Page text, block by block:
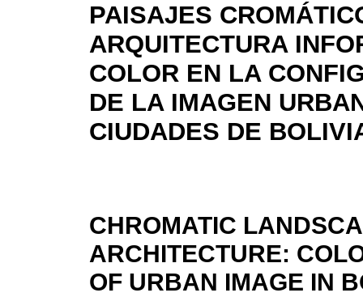
PAISAJES
ARQUITECTURA
COLOR EN LA
DE LA IMAGEN
CIUDADES DE
CHROMATIC
ARCHITECTURE:
OF URBAN IMAGE IN